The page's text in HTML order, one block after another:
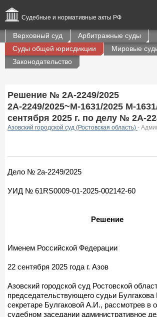
Судебные и нормативные акты РФ
Верховный суд
Арбитражные суды
Суды общей юрисдикции
Мировые
Законодательство
Решение № 2А-2249/2025
2А-2249/2025~М-1631/2025 М-
сентября 2025 г. по делу № 2А-
Азовский городской суд (Ростовская область) -
Дело № 2а-2249/2025
УИД № 61RS0009-01-2025-002142-60
Решение
Именем Российской Федерации
22 сентября 2025 года г. Азов
Азовский городской суд Ростовской
председательствующего судьи
секретаре Булгаковой А.И., рассмотрев в
судебном заседании административное